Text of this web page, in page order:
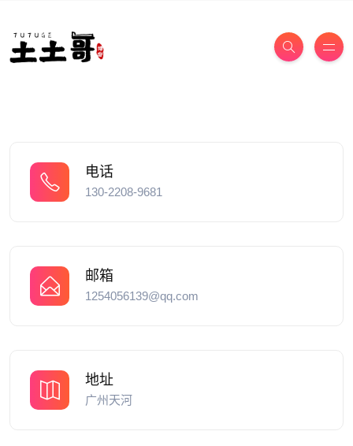
电话
130-2208-9681
邮箱
1254056139@qq.com
地址
广州天河